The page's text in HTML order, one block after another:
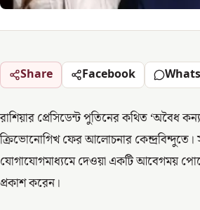
Share Facebook
রাশিয়ার প্রেসিডেন্ট পুতিনের কথিত ‘অবৈধ
ক্রিভোনোগিখ ফের আলোচনার কেন্দ্রবিন্দুতে।
যোগাযোগমাধ্যমে দেওয়া একটি আবেগময়
প্রকাশ করেন।